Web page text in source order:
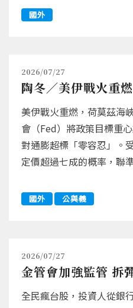
國外
2026/07/27
陶冬／美伊戰火重
美伊戰火重燃，荷莫茲海
會（Fed）將政策目標重
對通膨超標「零容忍」。
定價超過七成的概率，聯
國外 公與義
2026/07/27
金管會加強監管 拆
全民瘋台股，投資人從銀